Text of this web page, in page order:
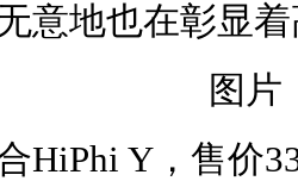
意地也在彰显
HiPhi Y，售价